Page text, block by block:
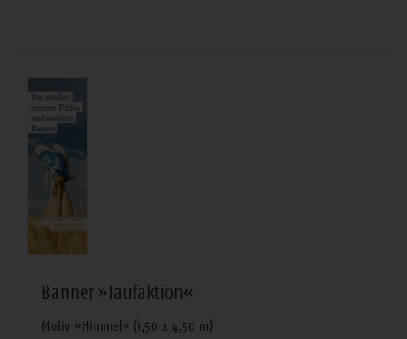
Banner »Taufaktion«
Motiv »Himmel« (1,50 x 4,50 m)